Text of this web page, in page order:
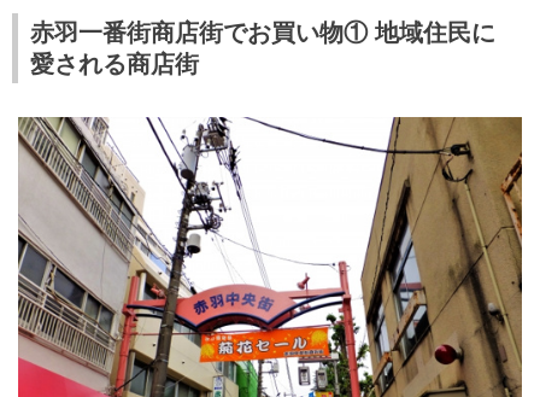
赤羽一番街商店街でお買い物① 地域住民に
愛される商店街